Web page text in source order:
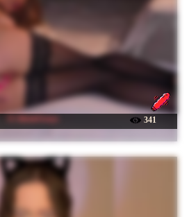
☉ AlexisGrays 341